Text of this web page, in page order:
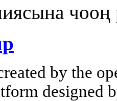
чооң
by the
designed